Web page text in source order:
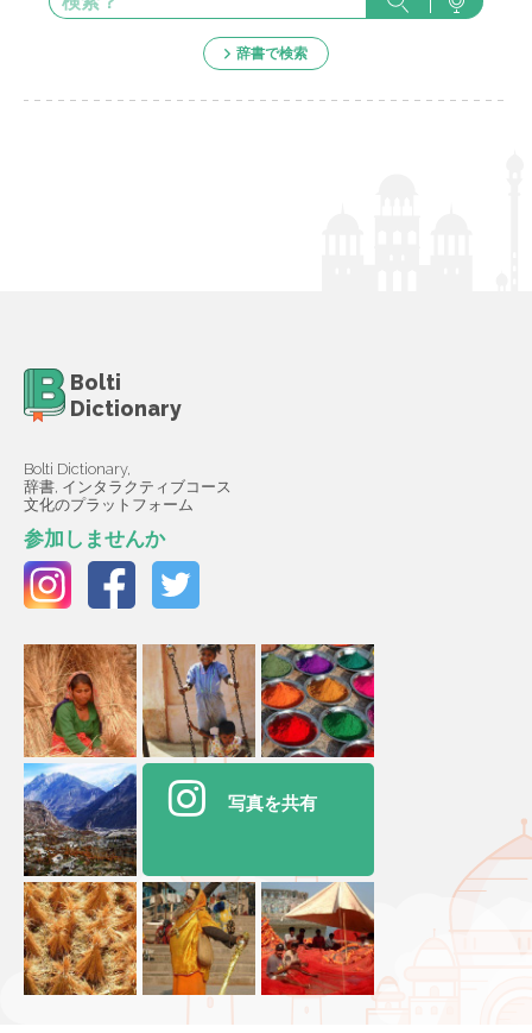
辞書で検索
Bolti
Dictionary
Bolti Dictionary,
辞書, インタラクティブコース
文化のプラットフォーム
参加しませんか
写真を共有